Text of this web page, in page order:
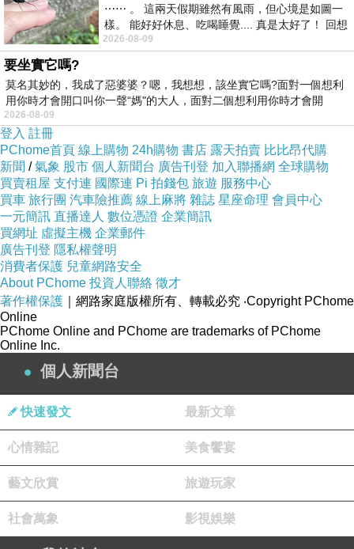
⋯⋯ 。 這兩天假期雖然有風雨，但心境是如圖一
樣。 能好好休息、吃喝睡覺.... 真是太好了！ 回想
起來，以前根本就很難有這
2026-08-09
要坐實它嗎?
莫名其妙的，我成了惡婆婆？嗯，我想想，該坐實它嗎?面對一個想利
用你時才會開口叫你一聲“媽"的大人，面對二個想利用你時才會開
2026-08-09
登入 註冊
PChome首頁 線上購物 24h購物 書店 露天拍賣 比比昂代購
新聞 /氣象 股市 個人新聞台 廣告刊登 加入聯播網 全球購物
買賣租屋 支付連 國際連 Pi 拍錢包 旅遊 服務中心
買車 旅行團 汽車險推薦 線上麻將 雜誌 星座命理 會員中心
一元簡訊 直播達人 數位憑證 企業簡訊
買網址 虛擬主機 企業郵件
廣告刊登 隱私權聲明
消費者保護 兒童網路安全
About PChome 投資人聯絡 徵才
著作權保護 ｜網路家庭版權所有、轉載必究 ‧Copyright PChome
Online
PChome Online and PChome are trademarks of PChome
Online Inc.
個人新聞台
快速發文 最新文章
心情雜記 美食饗宴
藝文欣賞 旅遊玩家
社會萬象 影視娛樂